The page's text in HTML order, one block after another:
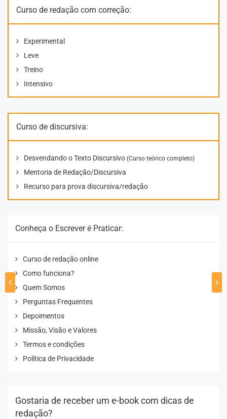
Curso de redação com correção:
Experimental
Leve
Treino
Intensivo
Curso de discursiva:
Desvendando o Texto Discursivo (Curso teórico completo)
Mentoria de Redação/Discursiva
Recurso para prova discursiva/redação
Conheça o Escrever é Praticar:
Curso de redação online
Como funciona?
Quem Somos
Perguntas Frequentes
Depoimentos
Missão, Visão e Valores
Termos e condições
Política de Privacidade
Gostaria de receber um e-book com dicas de
redação?